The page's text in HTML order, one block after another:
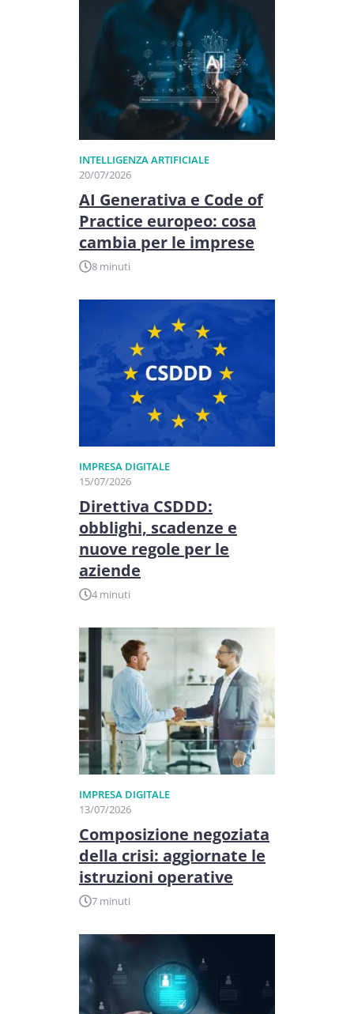
INTELLIGENZA ARTIFICIALE
20/07/2026
AI Generativa e Code of
Practice europeo: cosa
cambia per le imprese
8 minuti
IMPRESA DIGITALE
15/07/2026
Direttiva CSDDD:
obblighi, scadenze e
nuove regole per le
aziende
4 minuti
IMPRESA DIGITALE
13/07/2026
Composizione negoziata
della crisi: aggiornate le
istruzioni operative
7 minuti